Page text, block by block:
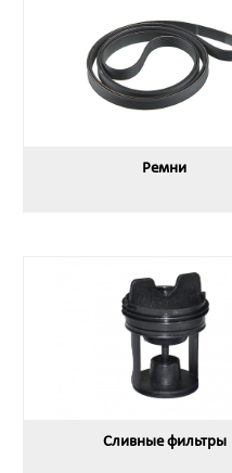
Ремни
Сливные фильтры